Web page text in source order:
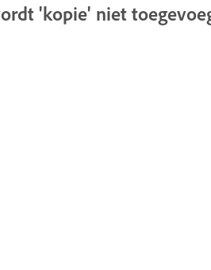
'kopie' niet